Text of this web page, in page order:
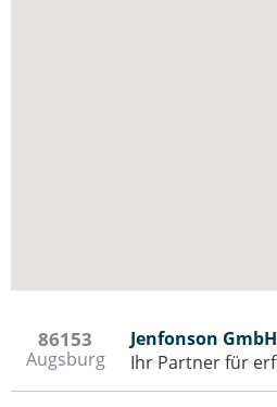
86153
Augsburg
Jenfonson GmbH